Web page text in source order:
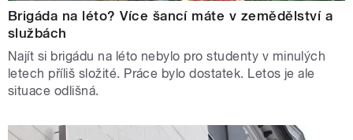
Brigáda na léto? Více šancí máte v zemědělství a
službách
Najít si brigádu na léto nebylo pro studenty v minulých
letech příliš složité. Práce bylo dostatek. Letos je ale
situace odlišná.